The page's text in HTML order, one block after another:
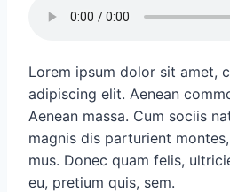
Lorem ipsum dolor sit amet,
adipiscing elit. Aenean
Aenean massa. Cum sociis
magnis dis parturient
mus. Donec quam felis,
eu, pretium quis, sem.